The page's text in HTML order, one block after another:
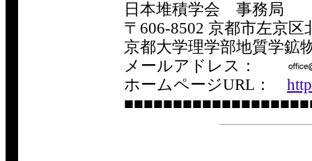
日本堆積学会 事務局
〒606-8502 京都市左京区
京都大学理学部地質学鉱
メールアドレス：
ホームページURL：